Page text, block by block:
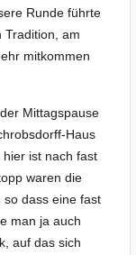
Runde führte
Tradition, am
mitkommen
Mittagspause
Haus
ist nach fast
waren die
dass eine fast
man ja auch
auf das sich